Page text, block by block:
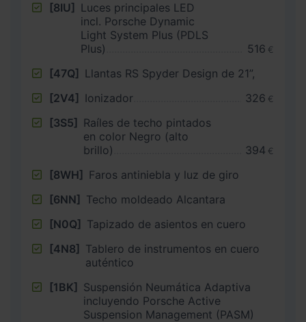
[8IU] Luces principales LED
incl. Porsche Dynamic
Light System Plus (PDLS
Plus)
516 €
[47Q] Llantas RS Spyder Design de 21”,
[2V4] Ionizador 326 €
[3S5] Raíles de techo pintados
en color Negro (alto
brillo)
394 €
[8WH] Faros antiniebla y luz de giro
[6NN] Techo moldeado Alcantara
[N0Q] Tapizado de asientos en cuero
[4N8] Tablero de instrumentos en cuero
auténtico
[1BK] Suspensión Neumática Adaptiva
incluyendo Porsche Active
Suspension Management (PASM)